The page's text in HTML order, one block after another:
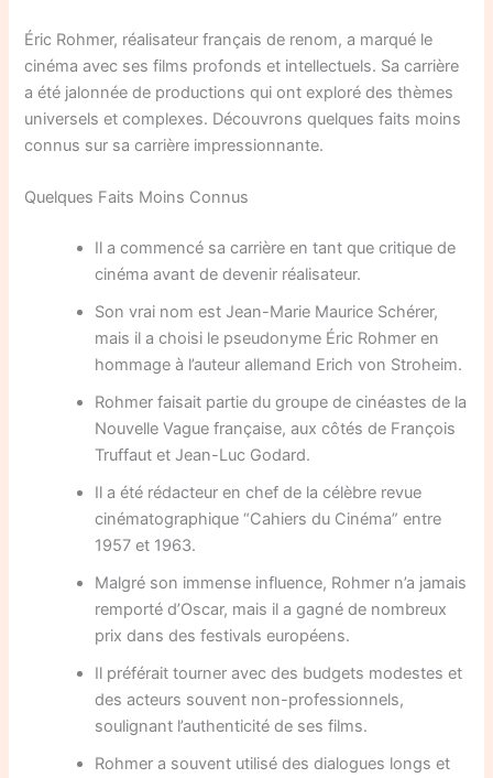
Éric Rohmer, réalisateur français de renom, a marqué le
cinéma avec ses films profonds et intellectuels. Sa carrière
a été jalonnée de productions qui ont exploré des thèmes
universels et complexes. Découvrons quelques faits moins
connus sur sa carrière impressionnante.
Quelques Faits Moins Connus
Il a commencé sa carrière en tant que critique de
cinéma avant de devenir réalisateur.
Son vrai nom est Jean-Marie Maurice Schérer,
mais il a choisi le pseudonyme Éric Rohmer en
hommage à l’auteur allemand Erich von Stroheim.
Rohmer faisait partie du groupe de cinéastes de la
Nouvelle Vague française, aux côtés de François
Truffaut et Jean-Luc Godard.
Il a été rédacteur en chef de la célèbre revue
cinématographique “Cahiers du Cinéma” entre
1957 et 1963.
Malgré son immense influence, Rohmer n’a jamais
remporté d’Oscar, mais il a gagné de nombreux
prix dans des festivals européens.
Il préférait tourner avec des budgets modestes et
des acteurs souvent non-professionnels,
soulignant l’authenticité de ses films.
Rohmer a souvent utilisé des dialogues longs et